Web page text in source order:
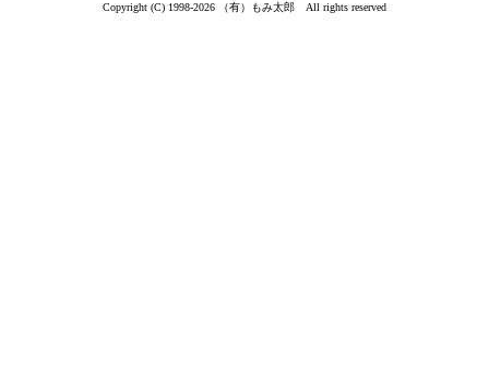
Copyright (C) 1998-2026 （有）もみ太郎 All rights reserved